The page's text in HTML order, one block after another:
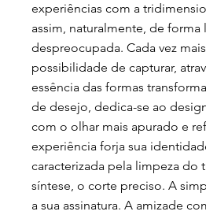
experiências com a
assim, naturalmente, de forma
despreocupada. Cada vez
possibilidade de capturar,
essência das formas
de desejo, dedica-se ao
com o olhar mais apurado e
experiência forja sua
caracterizada pela limpeza do
síntese, o corte preciso. A
a sua assinatura. A amizade